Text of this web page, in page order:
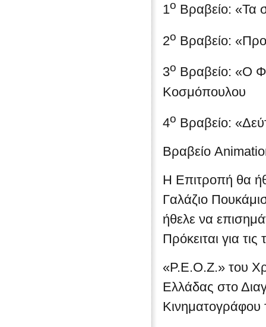
1ο Βραβείο: «Τα
2ο Βραβείο:
3ο Βραβείο: «Ο
Κοσμόπουλου
4ο Βραβείο:
Βραβείο
Η Επιτροπή θα
Γαλάζιο
ήθελε να
Πρόκειται για τις
«P.E.O.Z.» του
Ελλάδας στο
Κινηματογράφου